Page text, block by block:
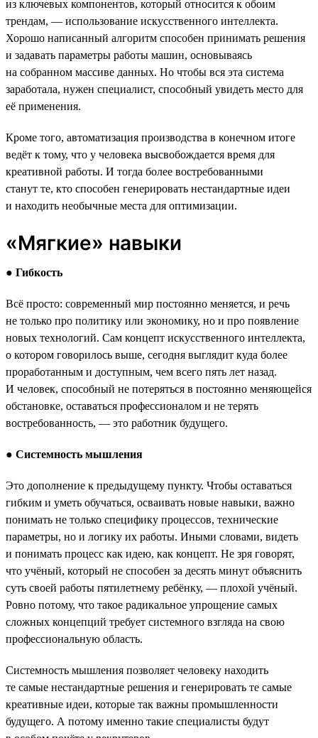
из ключевых компонентов, который относится к обоим
трендам, — использование искусственного интеллекта.
Хорошо написанный алгоритм способен принимать решения
и задавать параметры работы машин, основываясь
на собранном массиве данных. Но чтобы вся эта система
заработала, нужен специалист, способный увидеть место для
её применения.
Кроме того, автоматизация производства в конечном итоге
ведёт к тому, что у человека высвобождается время для
креативной работы. И тогда более востребованными
станут те, кто способен генерировать нестандартные идеи
и находить необычные места для оптимизации.
«Мягкие» навыки
● Гибкость
Всё просто: современный мир постоянно меняется, и речь
не только про политику или экономику, но и про появление
новых технологий. Сам концепт искусственного интеллекта,
о котором говорилось выше, сегодня выглядит куда более
проработанным и доступным, чем всего пять лет назад.
И человек, способный не потеряться в постоянно меняющейся
обстановке, оставаться профессионалом и не терять
востребованность, — это работник будущего.
● Системность мышления
Это дополнение к предыдущему пункту. Чтобы оставаться
гибким и уметь обучаться, осваивать новые навыки, важно
понимать не только специфику процессов, технические
параметры, но и логику их работы. Иными словами, видеть
и понимать процесс как идею, как концепт. Не зря говорят,
что учёный, который не способен за десять минут объяснить
суть своей работы пятилетнему ребёнку, — плохой учёный.
Ровно потому, что такое радикальное упрощение самых
сложных концепций требует системного взгляда на свою
профессиональную область.
Системность мышления позволяет человеку находить
те самые нестандартные решения и генерировать те самые
креативные идеи, которые так важны промышленности
будущего. А потому именно такие специалисты будут